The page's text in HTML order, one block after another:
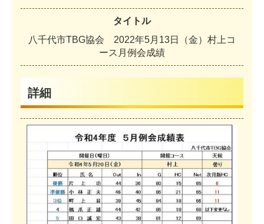
タイトル
八千代市TBG協会 2022年5月 13日 （金） 村 上 コ
ース 月 例会成績
詳細